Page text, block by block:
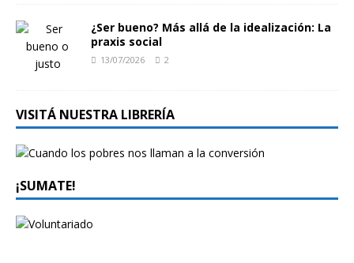
¿Ser bueno? Más allá de la idealización: La
praxis social
13/07/2026 2
VISITÁ NUESTRA LIBRERÍA
¡SUMATE!